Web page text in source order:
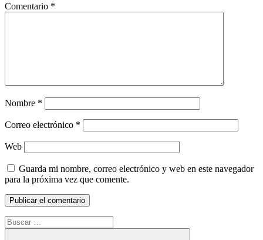
Comentario *
Nombre *
Correo electrónico *
Web
Guarda mi nombre, correo electrónico y web en este navegador
para la próxima vez que comente.
Buscar: